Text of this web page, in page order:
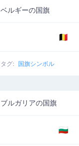
ベルギーの国旗
🇧🇪
タグ: 国旗シンボル
ブルガリアの国旗
🇧🇬